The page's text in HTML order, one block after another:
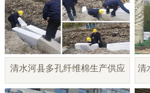
清水河县多孔纤维棉生产供应